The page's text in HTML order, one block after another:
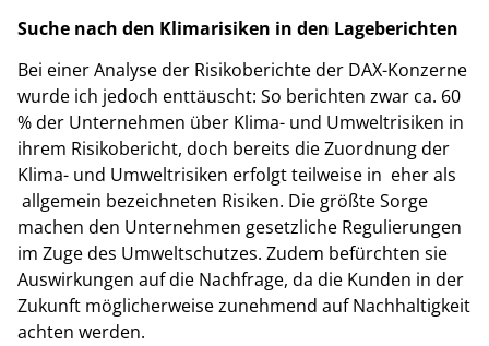
Suche nach den Klimarisiken in den Lageberichten
Bei einer Analyse der Risikoberichte der DAX-Konzerne
wurde ich jedoch enttäuscht: So berichten zwar ca. 60
% der Unternehmen über Klima- und Umweltrisiken in
ihrem Risikobericht, doch bereits die Zuordnung der
Klima- und Umweltrisiken erfolgt teilweise in eher als
allgemein bezeichneten Risiken. Die größte Sorge
machen den Unternehmen gesetzliche Regulierungen
im Zuge des Umweltschutzes. Zudem befürchten sie
Auswirkungen auf die Nachfrage, da die Kunden in der
Zukunft möglicherweise zunehmend auf Nachhaltigkeit
achten werden.